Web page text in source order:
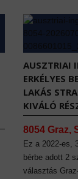
AUSZTRIAI
ERKÉLYES
LAKÁS
IVÁLÓ
8054 Graz,
Ez a 2022-es,
bérbe adott 2
választás